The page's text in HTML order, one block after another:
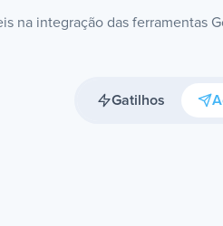
na integração das ferramentas
Gatilhos